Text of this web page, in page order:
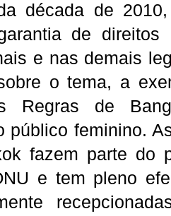
década de
de
e nas demais
o tema, a
Regras de
público feminino.
fazem parte do
e tem pleno